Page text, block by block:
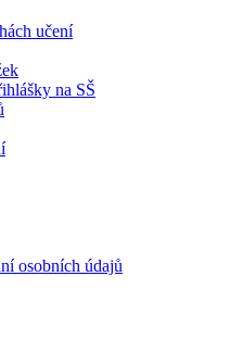
učení
na SŠ
osobních údajů